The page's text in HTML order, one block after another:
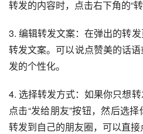
转发的内容时，点击右下角的“转
3. 编辑转发文案：在弹出的转
转发文案。可以说点赞美的话
发的个性化。
4. 选择转发方式：如果你只想
点击“发给朋友”按钮，然后选
转发到自己的朋友圈，可以直接